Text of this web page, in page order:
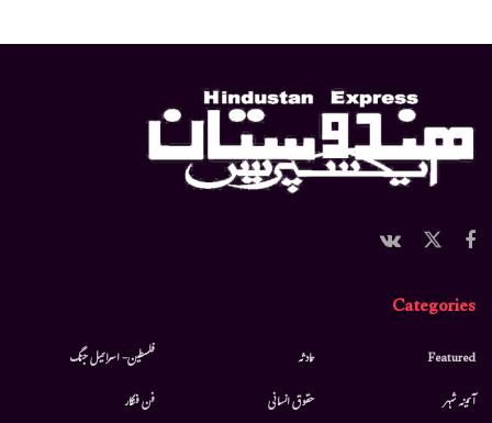
Categories
Featured
آئینہ شہر
حادثہ
حقوق انسانی
فلسطین- اسرائیل جنگ
فن فنکار